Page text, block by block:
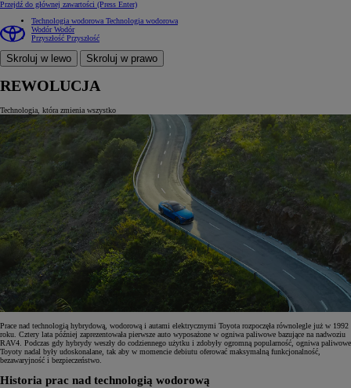
Przejdź do głównej zawartości (Press Enter)
Technologia wodorowa Technologia wodorowa
WodórWodór
Przyszłość Przyszłość
Skroluj w lewo Skroluj w prawo
REWOLUCJA
Technologia, która zmienia wszystko
Prace nad technologią hybrydową, wodorową i autami elektrycznymi Toyota rozpoczęła równolegle już w 1992
roku. Cztery lata później zaprezentowała pierwsze auto wyposażone w ogniwa paliwowe bazujące na nadwoziu
RAV4. Podczas gdy hybrydy weszły do codziennego użytku i zdobyły ogromną popularność, ogniwa paliwowe
Toyoty nadal były udoskonalane, tak aby w momencie debiutu oferować maksymalną funkcjonalność,
bezawaryjność i bezpieczeństwo.
Historia prac nad technologią wodorową